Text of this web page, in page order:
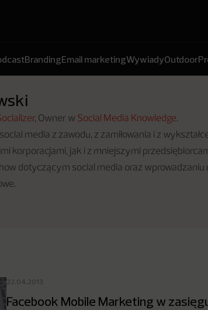
BrandingEmail marketingWywiadyOutdoor
, Owner w Social Media Knowledge.
media z zawodu, z zamiłowania i z
korporacjami, jak i z mniejszymi
dotyczącym social media oraz wprowadzaniu
22.04.2013
Facebook Mobile Marketing w